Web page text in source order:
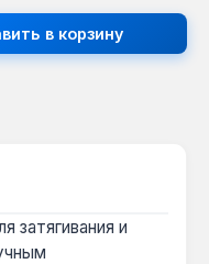
введите
в корзину
затягивания и